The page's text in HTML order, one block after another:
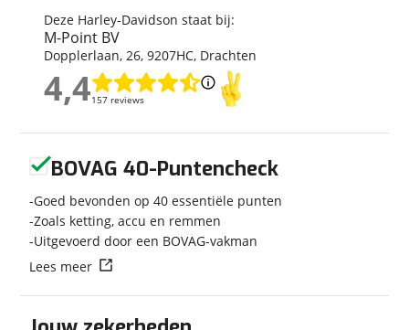
Kilometerstand
16 km
Bouwjaar
Modeljaar
2006
Categorie
Overig
Nieuw of occasion
Nieuw
Techniek
Transmissie
Deze Harley-Davidson staat bij:
M-Point BV
Dopplerlaan, 26, 9207HC, Drachten
4,4157 reviews
4,4
BOVAG 40-Puntencheck
Goed bevonden op 40 essentiële punten
Zoals ketting, accu en remmen
Uitgevoerd door een BOVAG-vakman
Lees meer